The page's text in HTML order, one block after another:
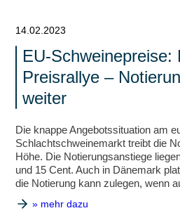
14.02.2023
EU-Schweinepreise:
Preisrallye –
weiter
Die knappe Angebotssituation am
Schlachtschweinemarkt treibt die
Höhe. Die Notierungsanstiege
und 15 Cent. Auch in Dänemark
die Notierung kann zulegen, wenn
» mehr dazu